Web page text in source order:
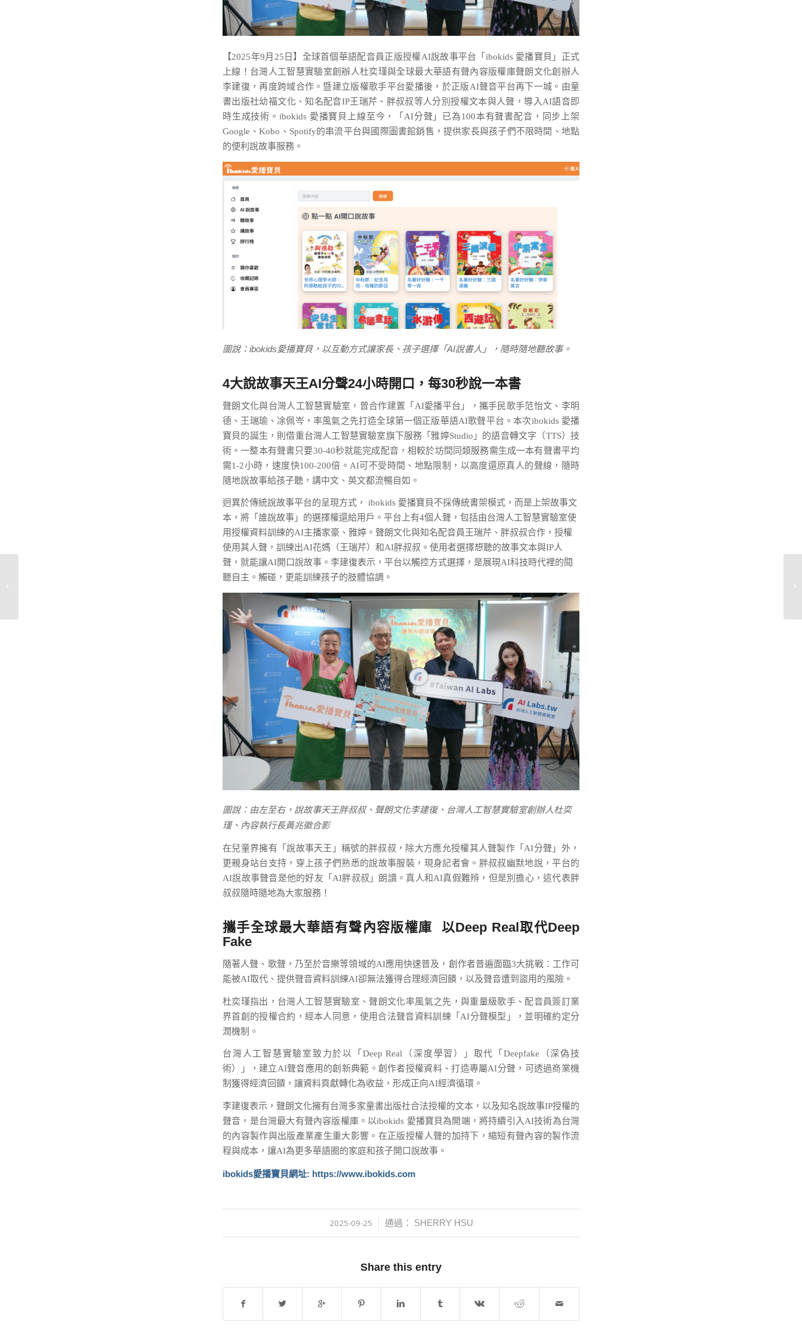
【2025年9月25日】全球首個華語配音員正版授權AI說故事平台「ibokids 愛播寶貝」正式
上線！台灣人工智慧實驗室創辦人杜奕瑾與全球最大華語有聲內容版權庫聲朗文化創辦人
李建復，再度跨域合作。暨建立版權歌手平台愛播後，於正版AI聲音平台再下一城。由童
書出版社幼福文化、知名配音IP王瑞芹、胖叔叔等人分別授權文本與人聲，導入AI語音即
時生成技術。ibokids 愛播寶貝上線至今，「AI分聲」已為100本有聲書配音，同步上架
Google、Kobo、Spotify的串流平台與國際圖書館銷售，提供家長與孩子們不限時間、地點
的便利說故事服務。
圖說：ibokids愛播寶貝，以互動方式讓家長、孩子選擇「AI說書人」，隨時隨地聽故事。
4大說故事天王AI分聲24小時開口，每30秒說一本書
聲朗文化與台灣人工智慧實驗室，曾合作建置「AI愛播平台」，攜手民歌手范怡文、李明
德、王瑞瑜、凃佩岑，率風氣之先打造全球第一個正版華語AI歌聲平台。本次ibokids 愛播
寶貝的誕生，則借重台灣人工智慧實驗室旗下服務「雅婷Studio」的語音轉文字（TTS）技
術。一整本有聲書只要30-40秒就能完成配音，相較於坊間同類服務需生成一本有聲書平均
需1-2小時，速度快100-200倍。AI可不受時間、地點限制，以高度還原真人的聲線，隨時
隨地說故事給孩子聽，講中文、英文都流暢自如。
迥異於傳統說故事平台的呈現方式， ibokids 愛播寶貝不採傳統書架模式，而是上架故事文
本，將「誰說故事」的選擇權還給用戶。平台上有4個人聲，包括由台灣人工智慧實驗室使
用授權資料訓練的AI主播家豪、雅婷。聲朗文化與知名配音員王瑞芹、胖叔叔合作，授權
使用其人聲，訓練出AI花媽（王瑞芹）和AI胖叔叔。使用者選擇想聽的故事文本與IP人
聲，就能讓AI開口說故事。李建復表示，平台以觸控方式選擇，是展現AI科技時代裡的閱
聽自主。觸碰，更能訓練孩子的肢體協調。
圖說：由左至右，說故事天王胖叔叔、聲朗文化李建復、台灣人工智慧實驗室創辦人杜奕
瑾、內容執行長黃兆徽合影
在兒童界擁有「說故事天王」稱號的胖叔叔，除大方應允授權其人聲製作「AI分聲」外，
更親身站台支持，穿上孩子們熟悉的說故事服裝，現身記者會。胖叔叔幽默地說，平台的
AI說故事聲音是他的好友「AI胖叔叔」朗讀。真人和AI真假難辨，但是別擔心，這代表胖
叔叔隨時隨地為大家服務！
攜手全球最大華語有聲內容版權庫
以Deep Real取代Deep
Fake
隨著人聲、歌聲，乃至於音樂等領域的AI應用快速普及，創作者普遍面臨3大挑戰：工作可
能被AI取代、提供聲音資料訓練AI卻無法獲得合理經濟回饋，以及聲音遭到盜用的風險。
杜奕瑾指出，台灣人工智慧實驗室、聲朗文化率風氣之先，與重量級歌手、配音員簽訂業
界首創的授權合約，經本人同意，使用合法聲音資料訓練「AI分聲模型」，並明確約定分
潤機制。
台灣人工智慧實驗室致力於以「Deep Real（深度學習）」取代「Deepfake（深偽技
術）」，建立AI聲音應用的創新典範。創作者授權資料、打造專屬AI分聲，可透過商業機
制獲得經濟回饋，讓資料貢獻轉化為收益，形成正向AI經濟循環。
李建復表示，聲朗文化擁有台灣多家童書出版社合法授權的文本，以及知名說故事IP授權的
聲音，是台灣最大有聲內容版權庫。以ibokids 愛播寶貝為開端，將持續引入AI技術為台灣
的內容製作與出版產業產生重大影響。在正版授權人聲的加持下，縮短有聲內容的製作流
程與成本，讓AI為更多華語圈的家庭和孩子開口說故事。
ibokids愛播寶貝網址: https://www.ibokids.com
2025-09-25
/ 通過： SHERRY HSU
Share this entry